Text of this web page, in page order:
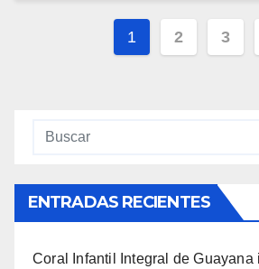
Paginación
1 2 3
ENTRADAS RECIENTES
Coral Infantil Integral de Guayana